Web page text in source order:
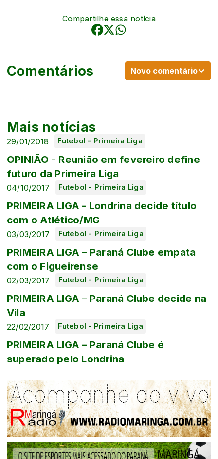
Compartilhe essa notícia
Comentários Novo comentário
Mais notícias
Futebol - Primeira Liga
29/01/2018
OPINIÃO - Reunião em fevereiro define
futuro da Primeira Liga
Futebol - Primeira Liga
04/10/2017
PRIMEIRA LIGA - Londrina decide título
com o Atlético/MG
Futebol - Primeira Liga
03/03/2017
PRIMEIRA LIGA – Paraná Clube empata
com o Figueirense
Futebol - Primeira Liga
02/03/2017
PRIMEIRA LIGA – Paraná Clube decide na
Vila
Futebol - Primeira Liga
22/02/2017
PRIMEIRA LIGA – Paraná Clube é
superado pelo Londrina